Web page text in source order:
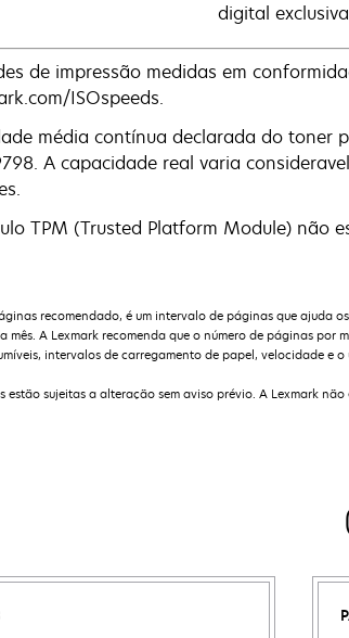
digital
de impressão medidas em
ISOspeeds.
média contínua declarada do toner
A capacidade real varia
TPM (Trusted Platform Module) não
recomendado, é um intervalo de páginas que ajuda
mês. A Lexmark recomenda que o número de páginas
intervalos de carregamento de papel, velocidade e o
estão sujeitas a alteração sem aviso prévio. A Lexmark